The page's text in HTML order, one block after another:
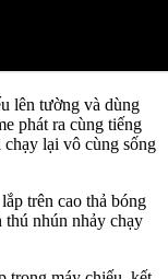
lên tường và dùng
phát ra cùng tiếng
chạy lại vô cùng sống
trên cao thả bóng
thú nhún nhảy chạy